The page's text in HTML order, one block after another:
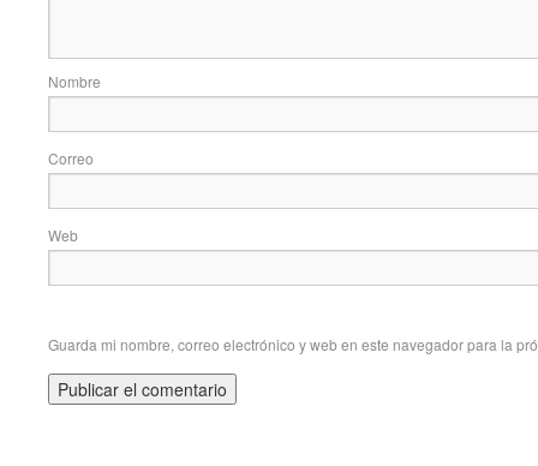
Correo
Web
Guarda mi nombre, correo electrónico y web en este navegador para la